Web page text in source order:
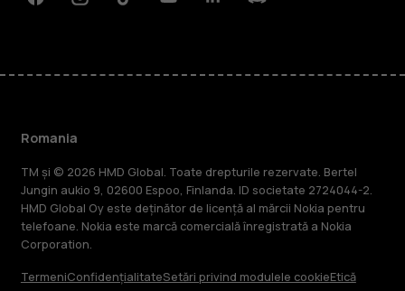
FacebookInstagramTiktokYoutubeLinkedinDiscord
Romania
TM și © 2026 HMD Global. Toate drepturile rezervate. Bertel
Jungin aukio 9, 02600 Espoo, Finlanda. ID societate 2724044-2.
HMD Global Oy este deținător de licență al mărcii Nokia pentru
telefoane. Nokia este marcă comercială înregistrată a Nokia
Corporation.
TermeniConfidențialitateSetări privind modulele cookieEtică